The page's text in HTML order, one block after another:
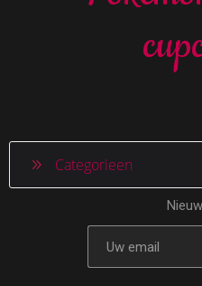
Categorieen